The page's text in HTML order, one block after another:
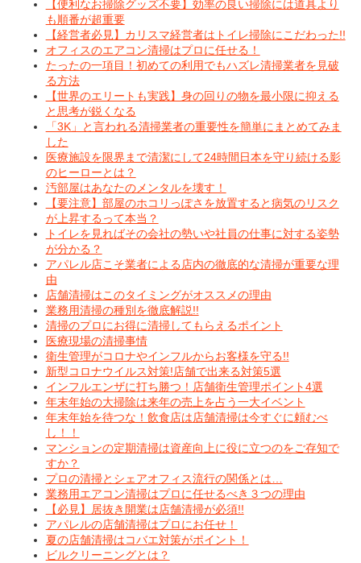
【便利なお掃除グッズ不要】効率の良い掃除には道具より
も順番が超重要
【経営者必見】カリスマ経営者はトイレ掃除にこだわった!!
オフィスのエアコン清掃はプロに任せる！
たったの一項目！初めての利用でもハズレ清掃業者を見破
る方法
【世界のエリートも実践】身の回りの物を最小限に抑える
と思考が鋭くなる
「3K」と言われる清掃業者の重要性を簡単にまとめてみま
した
医療施設を限界まで清潔にして24時間日本を守り続ける影
のヒーローとは？
汚部屋はあなたのメンタルを壊す！
【要注意】部屋のホコリっぽさを放置すると病気のリスク
が上昇するって本当？
トイレを見ればその会社の勢いや社員の仕事に対する姿勢
が分かる？
アパレル店こそ業者による店内の徹底的な清掃が重要な理
由
店舗清掃はこのタイミングがオススメの理由
業務用清掃の種別を徹底解説!!
清掃のプロにお得に清掃してもらえるポイント
医療現場の清掃事情
衛生管理がコロナやインフルからお客様を守る!!
新型コロナウイルス対策!店舗で出来る対策5選
インフルエンザに打ち勝つ！店舗衛生管理ポイント4選
年末年始の大掃除は来年の売上を占う一大イベント
年末年始を待つな！飲食店は店舗清掃は今すぐに頼むべ
し！！
マンションの定期清掃は資産向上に役に立つのをご存知で
すか？
プロの清掃とシェアオフィス流行の関係とは…
業務用エアコン清掃はプロに任せるべき３つの理由
【必見】居抜き開業は店舗清掃が必須!!
アパレルの店舗清掃はプロにお任せ！
夏の店舗清掃はコバエ対策がポイント！
ビルクリーニングとは？